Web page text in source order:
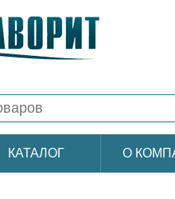
КАТАЛОГ О